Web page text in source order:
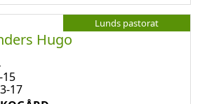
Lunds pastorat
Hugo
15
17